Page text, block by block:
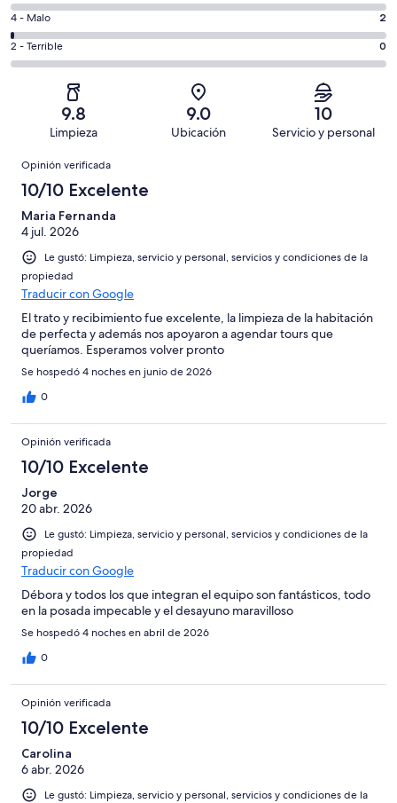
decir,
Excelente.
Basada
en
opiniones
es
decir,
Bueno.
Basada
opiniones
de
6,
es
decir,
Aceptable.
de
300
opiniones
Puntuación
de
4,
Basada
de
opiniones
4 - Malo 2
Puntuación
de
Terrible.
Basada
de
300
opiniones
2 - Terrible 0
9.8
Limpieza
9.0
Ubicación
10
Servicio y personal
Opiniones
Opinión verificada
10/10 Excelente
Maria Fernanda
4 jul. 2026
Le gustó: Limpieza, servicio y personal, servicios y condiciones de la
propiedad
Traducir con Google
El trato y recibimiento fue excelente, la limpieza de la habitación
de perfecta y además nos apoyaron a agendar tours que
queríamos. Esperamos volver pronto
Se hospedó 4 noches en junio de 2026
0
Opinión verificada
10/10 Excelente
Jorge
20 abr. 2026
Le gustó: Limpieza, servicio y personal, servicios y condiciones de la
propiedad
Traducir con Google
Débora y todos los que integran el equipo son fantásticos, todo
en la posada impecable y el desayuno maravilloso
Se hospedó 4 noches en abril de 2026
0
Opinión verificada
10/10 Excelente
Carolina
6 abr. 2026
Le gustó: Limpieza, servicio y personal, servicios y condiciones de la